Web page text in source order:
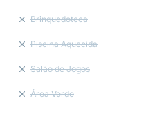
Brinquedoteca
Piscina Aquecida
Salão de Jogos
Área Verde